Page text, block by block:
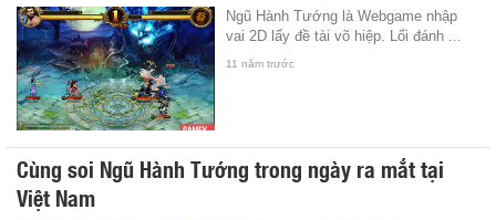
Ngũ Hành Tướng là Webgame nhập
vai 2D lấy đề tài võ hiệp. Lối đánh ...
11 năm trước
Cùng soi Ngũ Hành Tướng trong ngày ra mắt tại
Việt Nam